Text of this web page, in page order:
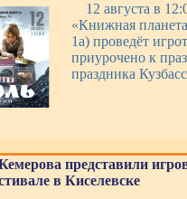
12 августа в
«Книжная
1а) проведёт
приурочено к
праздника
представили
в Киселевске